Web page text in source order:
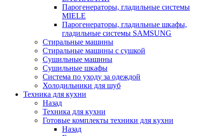
Парогенераторы, гладильные системы
MIELE
Парогенераторы, гладильные шкафы,
гладильные системы SAMSUNG
Стиральные машины
Стиральные машины с сушкой
Сушильные машины
Сушильные шкафы
Система по уходу за одеждой
Холодильники для шуб
Техника для кухни
Назад
Техника для кухни
Готовые комплекты техники для кухни
Назад